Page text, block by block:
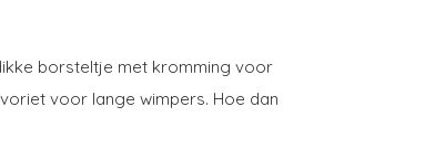
borsteltje met kromming voor
voor lange wimpers. Hoe dan